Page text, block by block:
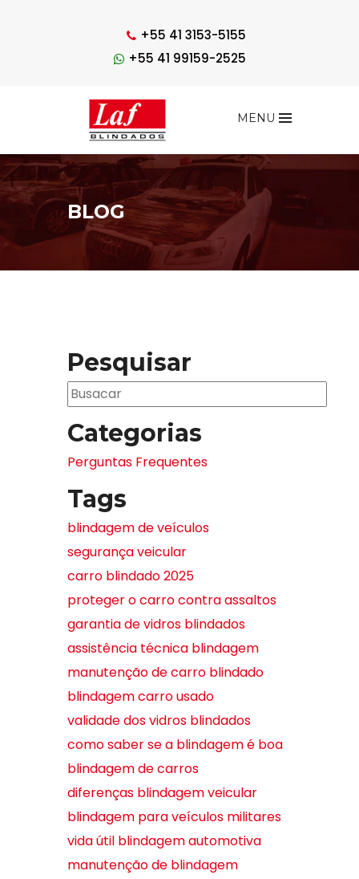
+55 41 3153-5155
+55 41 99159-2525
MENU
BLOG
Pesquisar
Categorias
Perguntas Frequentes
Tags
blindagem de veículos
segurança veicular
carro blindado 2025
proteger o carro contra assaltos
garantia de vidros blindados
assistência técnica blindagem
manutenção de carro blindado
blindagem carro usado
validade dos vidros blindados
como saber se a blindagem é boa
blindagem de carros
diferenças blindagem veicular
blindagem para veículos militares
vida útil blindagem automotiva
manutenção de blindagem